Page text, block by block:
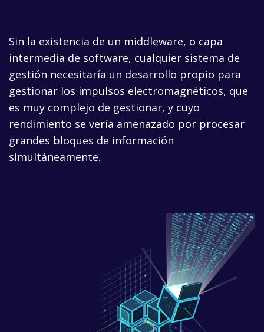
Sin la existencia de un middleware, o capa
intermedia de software, cualquier sistema de
gestión necesitaría un desarrollo propio para
gestionar los impulsos electromagnéticos, que
es muy complejo de gestionar, y cuyo
rendimiento se vería amenazado por procesar
grandes bloques de información
simultáneamente.